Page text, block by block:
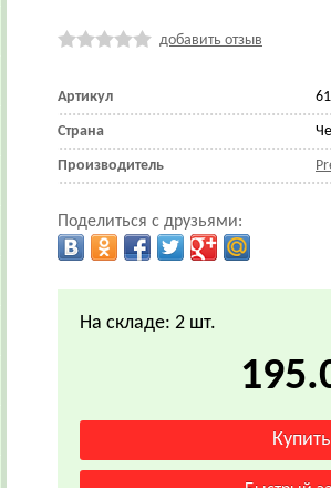
добавить отзыв
Артикул
Страна
Производитель
Поделиться с друзьями:
На складе: 2 шт.